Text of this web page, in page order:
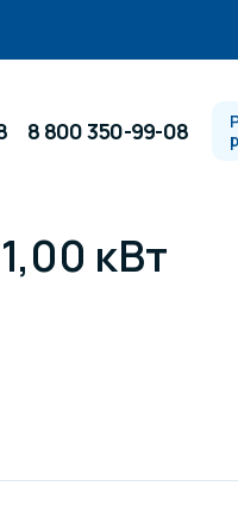
8 800 350-99-08
кВт